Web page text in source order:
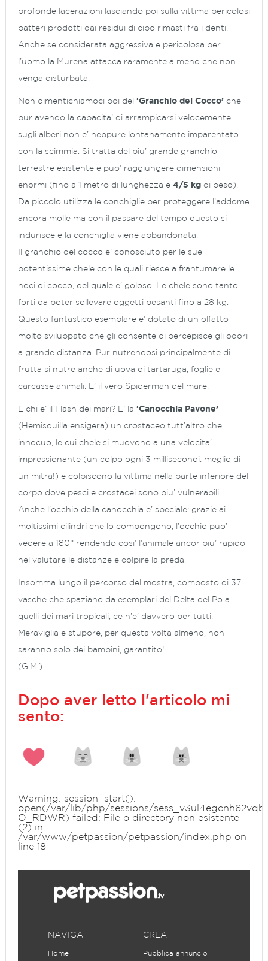
profonde lacerazioni lasciando poi sulla vittima pericolosi
batteri prodotti dai residui di cibo rimasti fra i denti.
Anche se considerata aggressiva e pericolosa per
l’uomo la Murena attacca raramente a meno che non
venga disturbata.
Non dimentichiamoci poi del ‘Granchio del Cocco’ che
pur avendo la capacita’ di arrampicarsi velocemente
sugli alberi non e’ neppure lontanamente imparentato
con la scimmia. Si tratta del piu’ grande granchio
terrestre esistente e puo’ raggiungere dimensioni
enormi (fino a 1 metro di lunghezza e 4/5 kg di peso).
Da piccolo utilizza le conchiglie per proteggere l’addome
ancora molle ma con il passare del tempo questo si
indurisce e la conchiglia viene abbandonata.
Il granchio del cocco e’ conosciuto per le sue
potentissime chele con le quali riesce a frantumare le
noci di cocco, del quale e’ goloso. Le chele sono tanto
forti da poter sollevare oggetti pesanti fino a 28 kg.
Questo fantastico esemplare e’ dotato di un olfatto
molto sviluppato che gli consente di percepisce gli odori
a grande distanza. Pur nutrendosi principalmente di
frutta si nutre anche di uova di tartaruga, foglie e
carcasse animali. E’ il vero Spiderman del mare.
E chi e’ il Flash dei mari? E’ la ‘Canocchia Pavone’
(Hemisquilla ensigera) un crostaceo tutt’altro che
innocuo, le cui chele si muovono a una velocita’
impressionante (un colpo ogni 3 millisecondi: meglio di
un mitra!) e colpiscono la vittima nella parte inferiore del
corpo dove pesci e crostacei sono piu’ vulnerabili
Anche l’occhio della canocchia e’ speciale: grazie ai
moltissimi cilindri che lo compongono, l’occhio puo’
vedere a 180° rendendo cosi’ l’animale ancor piu’ rapido
nel valutare le distanze e colpire la preda.
Insomma lungo il percorso del mostra, composto di 37
vasche che spaziano da esemplari del Delta del Po a
quelli dei mari tropicali, ce n’e’ davvero per tutti.
Meraviglia e stupore, per questa volta almeno, non
saranno solo dei bambini, garantito!
(G.M.)
Dopo aver letto l'articolo mi
sento:
Warning : session_start():
open(/var/lib/php/sessions/
O_RDWR) failed: File o directory non esistente
(2) in
/var/www/petpassion/petpassion/index.php on
line 18
NAVIGA
Home
CREA
Pubblica annuncio